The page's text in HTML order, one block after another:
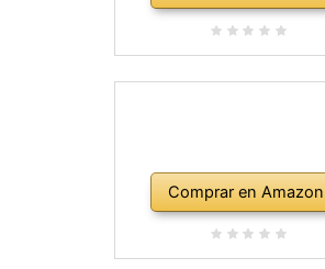
Comprar en Amazon